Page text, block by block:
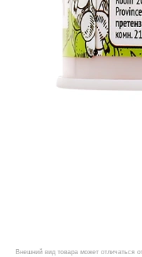
Внешний вид товара может отличаться